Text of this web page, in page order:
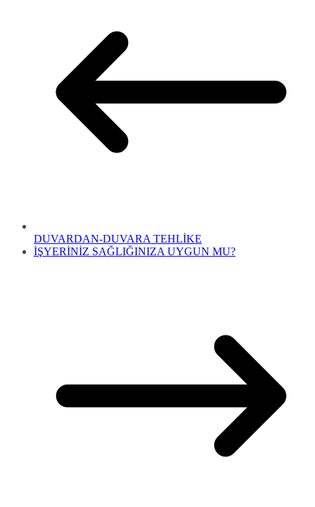
DUVARDAN-DUVARA TEHLİKE
İŞYERİNİZ SAĞLIĞINIZA UYGUN MU?